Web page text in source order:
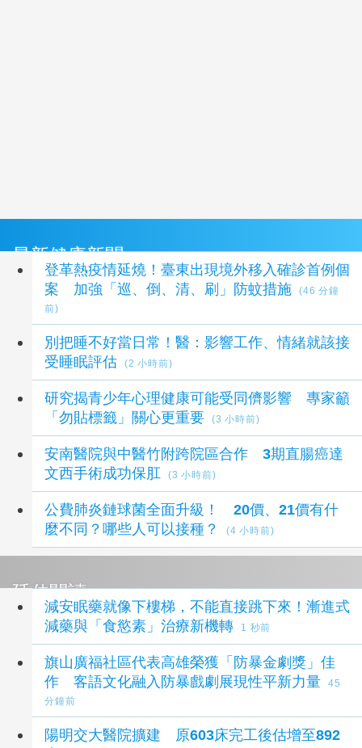
最新健康新聞
登革熱疫情延燒！臺東出現境外移入確診首例個
案 加強「巡、倒、清、刷」防蚊措施
(46 分鐘
前)
別把睡不好當日常！醫：影響工作、情緒就該接
受睡眠評估
(2 小時前)
研究揭青少年心理健康可能受同儕影響 專家籲
「勿貼標籤」關心更重要
(3 小時前)
安南醫院與中醫竹附跨院區合作 3期直腸癌達
文西手術成功保肛
(3 小時前)
公費肺炎鏈球菌全面升級！ 20價、21價有什
麼不同？哪些人可以接種？
(4 小時前)
延伸閱讀
減安眠藥就像下樓梯，不能直接跳下來！漸進式
減藥與「食慾素」治療新機轉
1 秒前
旗山廣福社區代表高雄榮獲「防暴金劇獎」佳
作 客語文化融入防暴戲劇展現性平新力量
45
分鐘前
陽明交大醫院擴建 原603床完工後估增至892